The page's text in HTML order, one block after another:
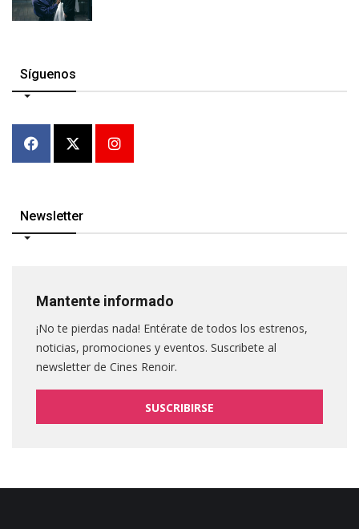
Síguenos
Newsletter
Mantente informado
¡No te pierdas nada! Entérate de todos los estrenos,
noticias, promociones y eventos. Suscribete al
newsletter de Cines Renoir.
SUSCRIBIRSE